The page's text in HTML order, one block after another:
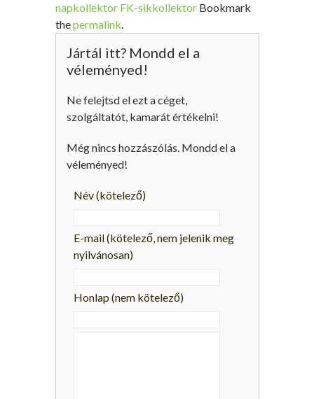
napkollektor FK-sikkollektor Bookmark
thepermalink.
Jártál itt? Mondd el a
véleményed!
Ne felejtsd el ezt a céget,
szolgáltatót, kamarát értékelni!
Még nincs hozzászólás. Mondd el a
véleményed!
Név(kötelező)
E-mail(kötelező, nem jelenik meg
nyilvánosan)
Honlap (nem kötelező)